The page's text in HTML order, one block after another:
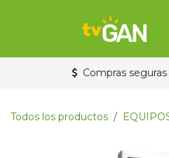
Compras
Todos los productos